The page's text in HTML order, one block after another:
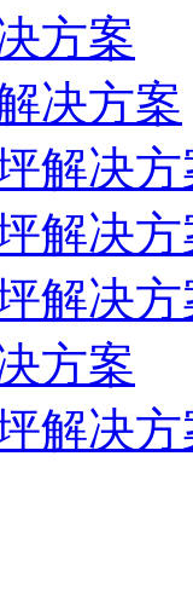
方案
决方案
解决方
解决方
解决方
方案
解决方